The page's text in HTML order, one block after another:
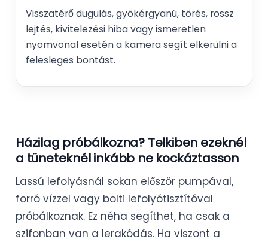
Visszatérő dugulás, gyökérgyanú, törés, rossz
lejtés, kivitelezési hiba vagy ismeretlen
nyomvonal esetén a kamera segít elkerülni a
felesleges bontást.
Házilag próbálkozna? Telkiben ezeknél
a tüneteknél inkább ne kockáztasson
Lassú lefolyásnál sokan először pumpával,
forró vízzel vagy bolti lefolyótisztítóval
próbálkoznak. Ez néha segíthet, ha csak a
szifonban van a lerakódás. Ha viszont a